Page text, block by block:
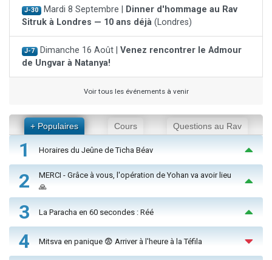
J-30 Mardi 8 Septembre | Dinner d'hommage au Rav
Sitruk à Londres — 10 ans déjà (Londres)
J-7 Dimanche 16 Août | Venez rencontrer le Admour
de Ungvar à Natanya!
Voir tous les événements à venir
+ Populaires Cours Questions au Rav
1 Horaires du Jeûne de Ticha Béav
2
MERCI - Grâce à vous, l'opération de Yohan va avoir lieu
🙏
3 La Paracha en 60 secondes : Réé
4 Mitsva en panique 😨 Arriver à l'heure à la Téfila